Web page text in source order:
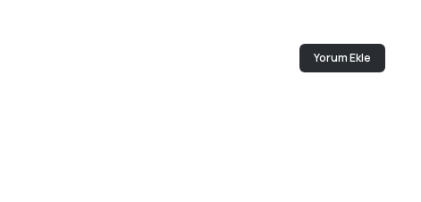
Yorum Ekle